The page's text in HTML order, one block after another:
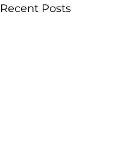
Recent Posts